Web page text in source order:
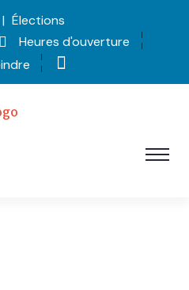
| Élections
Heures d'ouverture